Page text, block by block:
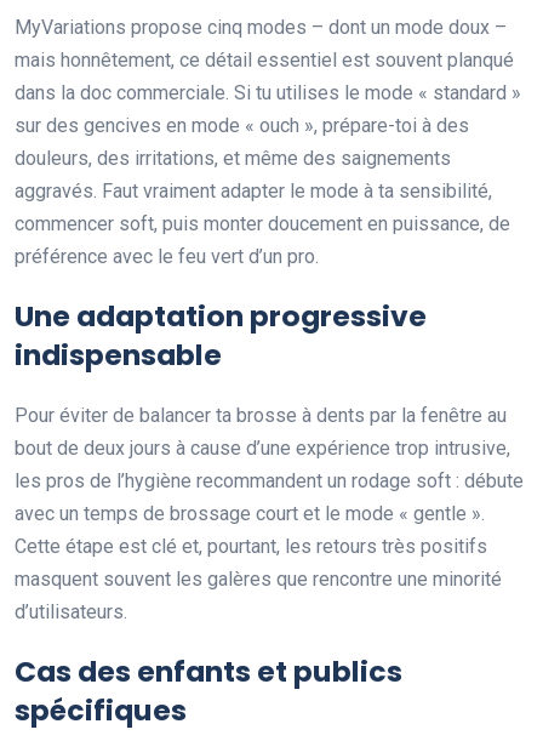
MyVariations propose cinq modes – dont un mode doux –
mais honnêtement, ce détail essentiel est souvent planqué
dans la doc commerciale. Si tu utilises le mode « standard »
sur des gencives en mode « ouch », prépare-toi à des
douleurs, des irritations, et même des saignements
aggravés. Faut vraiment adapter le mode à ta sensibilité,
commencer soft, puis monter doucement en puissance, de
préférence avec le feu vert d’un pro.
Une adaptation progressive
indispensable
Pour éviter de balancer ta brosse à dents par la fenêtre au
bout de deux jours à cause d’une expérience trop intrusive,
les pros de l’hygiène recommandent un rodage soft : débute
avec un temps de brossage court et le mode « gentle ».
Cette étape est clé et, pourtant, les retours très positifs
masquent souvent les galères que rencontre une minorité
d’utilisateurs.
Cas des enfants et publics
spécifiques